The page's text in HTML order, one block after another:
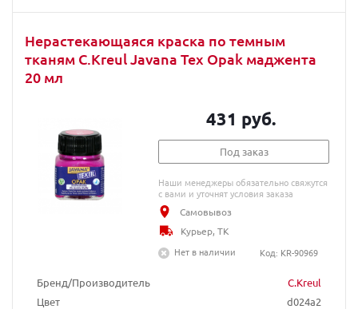
Нерастекающаяся краска по темным
тканям C.Kreul Javana Tex Opak маджента
20 мл
Бренд/Производитель
C.Kreul
Цвет
d024a2
431 руб.
Под заказ
Наши менеджеры обязательно свяжутся
с вами и уточнят условия заказа
Самовывоз
Курьер, ТК
Нет в наличии
Код: KR-90969